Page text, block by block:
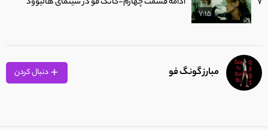
7:15
39:11
مبارز گونگ فو